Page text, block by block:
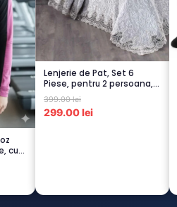
cu
Lenjerie de Pat, Set 6
Piese, pentru 2 persoana,
GRI -1...
399.00 lei
299.00 lei